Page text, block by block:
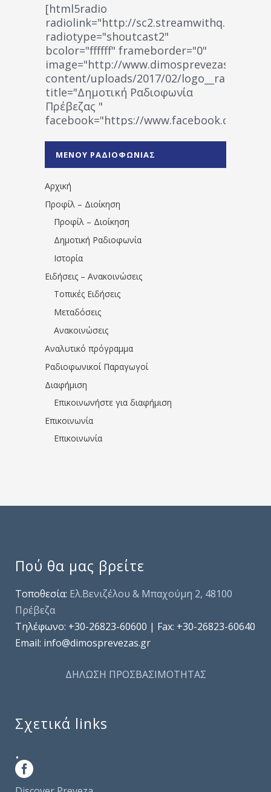
[html5radio
radiolink="http://
radiotype="shoutcast2"
bcolor="ffffff" frameborder="0"
image="http://www.dimosprevezas.gr/wp-
content/uploads/2017/02/
title="Δημοτική Ραδιοφωνία
Πρέβεζας "
facebook="https://www.facebook.com/
1531194763766854/" artist="" ]
ΜΕΝΟΥ ΡΑΔΙΟΦΩΝΙΑΣ
Αρχική
Προφίλ – Διοίκηση
Προφίλ – Διοίκηση
Δημοτική Ραδιοφωνία
Ιστορία
Ειδήσεις – Ανακοινώσεις
Τοπικές Ειδήσεις
Μεταδόσεις
Ανακοινώσεις
Αναλυτικό πρόγραμμα
Ραδιοφωνικοί Παραγωγοί
Διαφήμιση
Επικοινωνήστε για διαφήμιση
Επικοινωνία
Επικοινωνία
Πού θα μας βρείτε
Τοποθεσία: Ελ.Βενιζέλου & Μπαχούμη 2, 48100
Πρέβεζα
Τηλέφωνo: +30-26823-60600 | Fax: +30-26823-60640
Email: info@dimosprevezas.gr
ΔΗΛΩΣΗ ΠΡΟΣΒΑΣΙΜΟΤΗΤΑΣ
Σχετικά links
.